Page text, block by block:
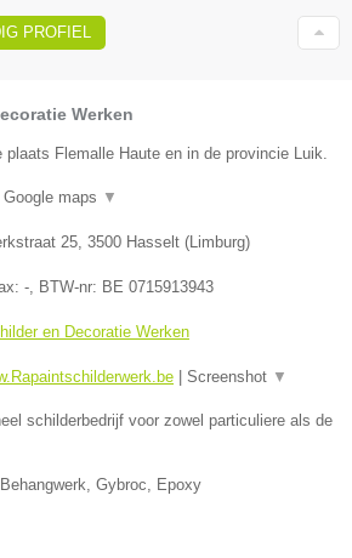
PROFIEL
Werken
plaats Flemalle Haute en in de provincie Luik.
Google maps ▼
25, 3500 Hasselt (Limburg)
-, BTW-nr: BE 0715913943
en Decoratie Werken
Screenshot ▼
schilderbedrijf voor zowel particuliere als de
Gybroc, Epoxy